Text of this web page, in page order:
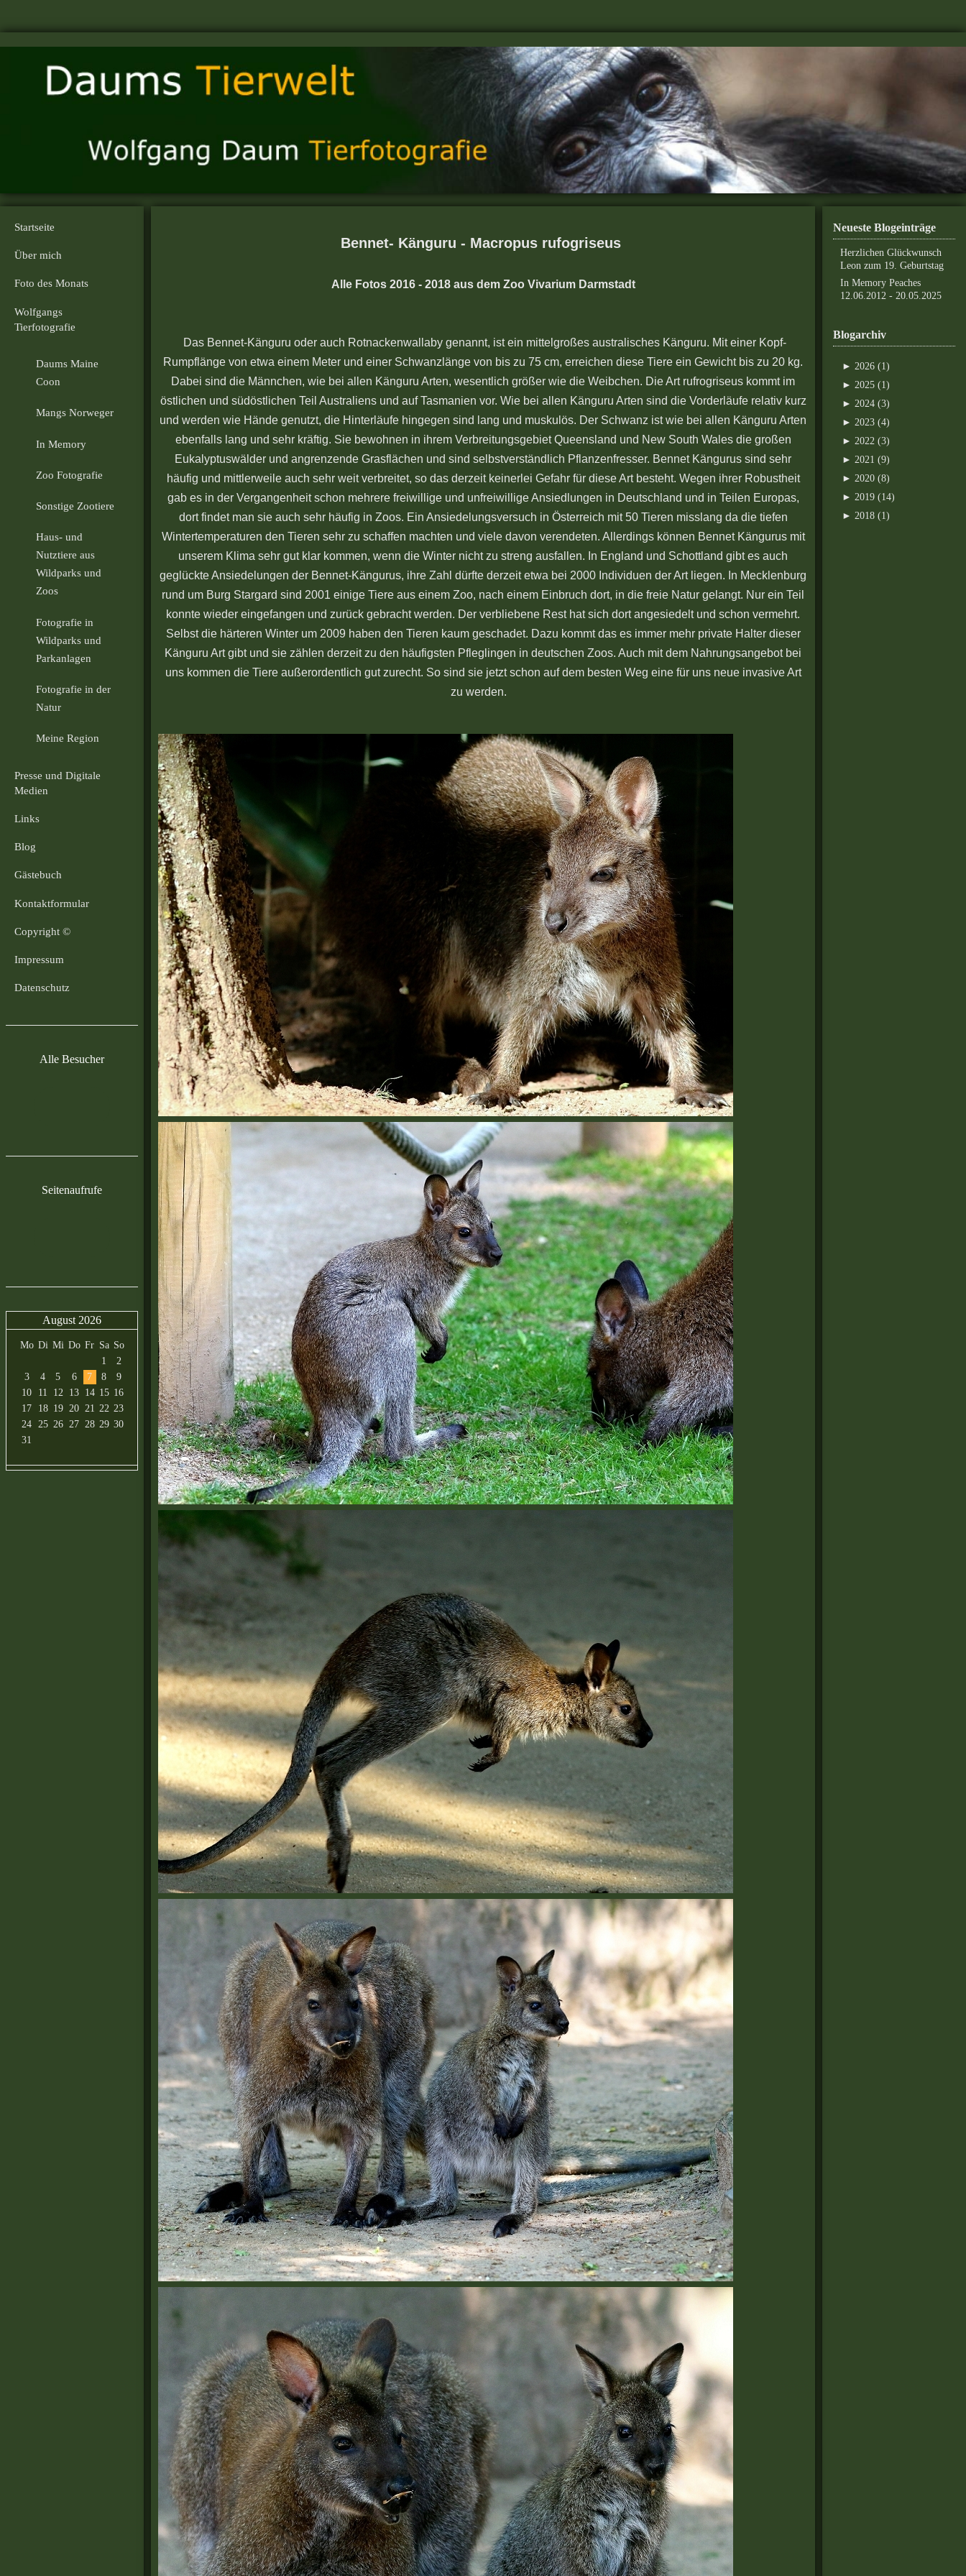
Startseite
Über mich
Foto des Monats
Wolfgangs
Tierfotografie
Daums Maine
Coon
Mangs Norweger
In Memory
Zoo Fotografie
Sonstige Zootiere
Haus- und
Nutztiere aus
Wildparks und
Zoos
Fotografie in
Wildparks und
Parkanlagen
Fotografie in der
Natur
Meine Region
Presse und Digitale
Medien
Links
Blog
Gästebuch
Kontaktformular
Copyright ©
Impressum
Datenschutz
Alle Besucher
Seitenaufrufe
August 2026
Mo Di Mi Do Fr Sa So
1
2
3
4 5 6 7 8
9
10
11 12 13 14 15 16
17
18 19 20 21 22 23
24
25 26 27 28 29 30
31
Neueste Blogeinträge
Herzlichen Glückwunsch
Leon zum 19. Geburtstag
In Memory Peaches
12.06.2012 - 20.05.2025
Blogarchiv
► 2026 (1)
► 2025 (1)
► 2024 (3)
► 2023 (4)
► 2022 (3)
► 2021 (9)
► 2020 (8)
► 2019 (14)
► 2018 (1)
Bennet- Känguru - Macropus rufogriseus
Alle Fotos 2016 - 2018 aus dem Zoo Vivarium Darmstadt
Das Bennet-Känguru oder auch Rotnackenwallaby genannt, ist ein mittelgroßes australisches Känguru. Mit einer Kopf-
Rumpflänge von etwa einem Meter und einer Schwanzlänge von bis zu 75 cm, erreichen diese Tiere ein Gewicht bis zu 20 kg.
Dabei sind die Männchen, wie bei allen Känguru Arten, wesentlich größer wie die Weibchen. Die Art rufrogriseus kommt im
östlichen und südöstlichen Teil Australiens und auf Tasmanien vor. Wie bei allen Känguru Arten sind die Vorderläufe relativ kurz
und werden wie Hände genutzt, die Hinterläufe hingegen sind lang und muskulös. Der Schwanz ist wie bei allen Känguru Arten
ebenfalls lang und sehr kräftig. Sie bewohnen in ihrem Verbreitungsgebiet Queensland und New South Wales die großen
Eukalyptuswälder und angrenzende Grasflächen und sind selbstverständlich Pflanzenfresser. Bennet Kängurus sind sehr
häufig und mittlerweile auch sehr weit verbreitet, so das derzeit keinerlei Gefahr für diese Art besteht. Wegen ihrer Robustheit
gab es in der Vergangenheit schon mehrere freiwillige und unfreiwillige Ansiedlungen in Deutschland und in Teilen Europas,
dort findet man sie auch sehr häufig in Zoos. Ein Ansiedelungsversuch in Österreich mit 50 Tieren misslang da die tiefen
Wintertemperaturen den Tieren sehr zu schaffen machten und viele davon verendeten. Allerdings können Bennet Kängurus mit
unserem Klima sehr gut klar kommen, wenn die Winter nicht zu streng ausfallen. In England und Schottland gibt es auch
geglückte Ansiedelungen der Bennet-Kängurus, ihre Zahl dürfte derzeit etwa bei 2000 Individuen der Art liegen. In Mecklenburg
rund um Burg Stargard sind 2001 einige Tiere aus einem Zoo, nach einem Einbruch dort, in die freie Natur gelangt. Nur ein Teil
konnte wieder eingefangen und zurück gebracht werden. Der verbliebene Rest hat sich dort angesiedelt und schon vermehrt.
Selbst die härteren Winter um 2009 haben den Tieren kaum geschadet. Dazu kommt das es immer mehr private Halter dieser
Känguru Art gibt und sie zählen derzeit zu den häufigsten Pfleglingen in deutschen Zoos. Auch mit dem Nahrungsangebot bei
uns kommen die Tiere außerordentlich gut zurecht. So sind sie jetzt schon auf dem besten Weg eine für uns neue invasive Art
zu werden.